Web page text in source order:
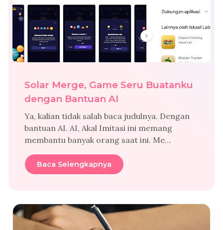
Solar Merge, Game Seru Buatanku
dengan Bantuan AI
Ya, kalian tidak salah baca judulnya. Dengan
bantuan AI. AI, Akal Imitasi ini memang
membantu banyak orang saat ini. Me…
Baca Selengkapnya